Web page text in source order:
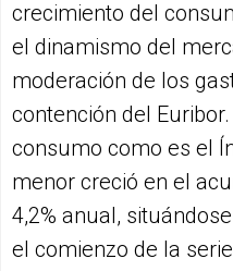
crecimiento del
el dinamismo del
moderación de los
contención del
consumo como es el
menor creció en el
4,2% anual,
el comienzo de la